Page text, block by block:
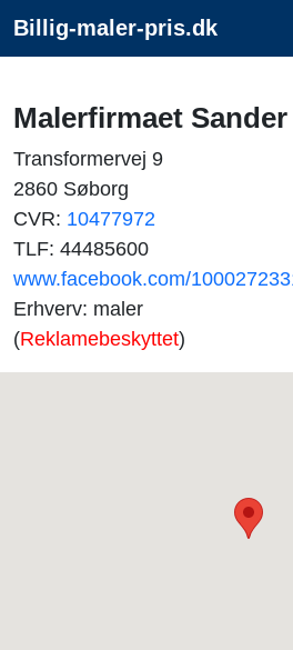
Billig-maler-pris.dk
Malerfirmaet
Transformervej 9
2860 Søborg
CVR: 10477972
TLF: 44485600
www.facebook.com/
Erhverv: maler
(Reklamebeskyttet)